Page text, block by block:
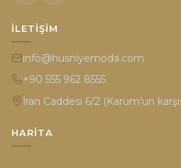
İLETIŞIM
info@husniyemoda.com
+90 555 962 8555
İran Caddesi 6/2 (Karum'un
HARITA